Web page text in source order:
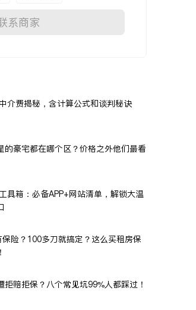
系商家
介费揭秘，含计算公式和谈判秘诀
的豪宅都在哪个区？价格之外他们最看
具箱：必备APP+网站清单，解锁大温
保险？100多刀就搞定？这么买租房保
拒赔拒保？八个常见坑99%人都踩过！